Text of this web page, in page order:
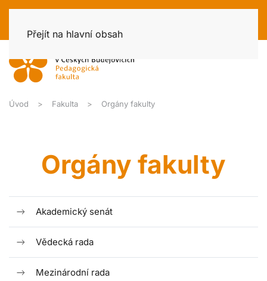
Přejít na hlavní obsah
Úvod Fakulta Orgány fakulty
Orgány fakulty
Akademický senát
Vědecká rada
Mezinárodní rada